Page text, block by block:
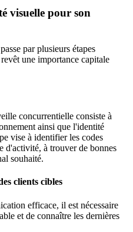
visuelle pour son
par plusieurs étapes
une importance capitale
concurrentielle consiste à
ainsi que l'identité
vise à identifier les codes
d'activité, à trouver de bonnes
souhaité.
clients cibles
efficace, il est nécessaire
et de connaître les dernières